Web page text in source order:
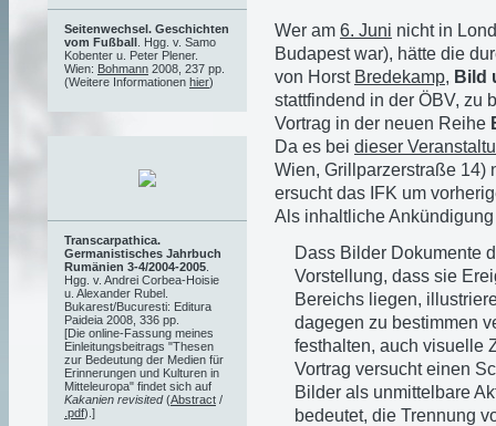
Wer am 6. Juni nicht in
Budapest war), hätte die
von Horst Bredekamp, Bild
stattfindend in der ÖBV, zu
Vortrag in der neuen Reihe
Da es bei dieser
Wien, Grillparzerstraße 14)
ersucht das IFK um
Als inhaltliche
Dass Bilder Dokumente
Vorstellung, dass sie
Bereichs liegen,
dagegen zu bestimmen
festhalten, auch visuelle
Vortrag versucht einen
Bilder als unmittelbare
bedeutet, die Trennung
Seitenwechsel. Geschichten
vom Fußball . Hgg. v. Samo
Kobenter u. Peter Plener.
Wien: Bohmann 2008, 237 pp.
(Weitere Informationen hier)
Transcarpathica.
Germanistisches Jahrbuch
Rumänien 3-4/2004-2005
Hgg. v. Andrei Corbea-Hoisie
u. Alexander Rubel.
Bukarest/Bucuresti: Editura
Paideia 2008, 336 pp.
[Die online-Fassung meines
Einleitungsbeitrags "Thesen
zur Bedeutung der Medien für
Erinnerungen und Kulturen in
Mitteleuropa" findet sich auf
Kakanien revisited(Abstract /
.pdf).]